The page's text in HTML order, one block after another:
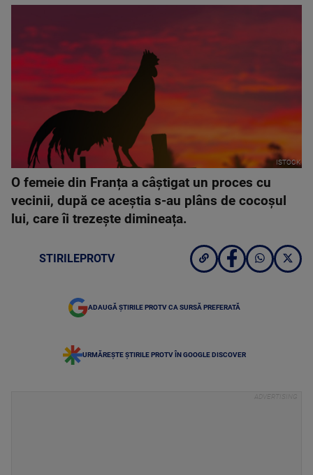
ISTOCK
O femeie din Franța a câștigat un proces cu
vecinii, după ce aceștia s-au plâns de cocoșul
lui, care îi trezește dimineața.
STIRILEPROTV
ADAUGĂ ȘTIRILE PROTV CA SURSĂ PREFERATĂ
URMĂREȘTE ȘTIRILE PROTV ÎN GOOGLE DISCOVER